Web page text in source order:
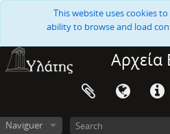
This website uses cookies
ability to browse and load
Αρχεία
Naviguer